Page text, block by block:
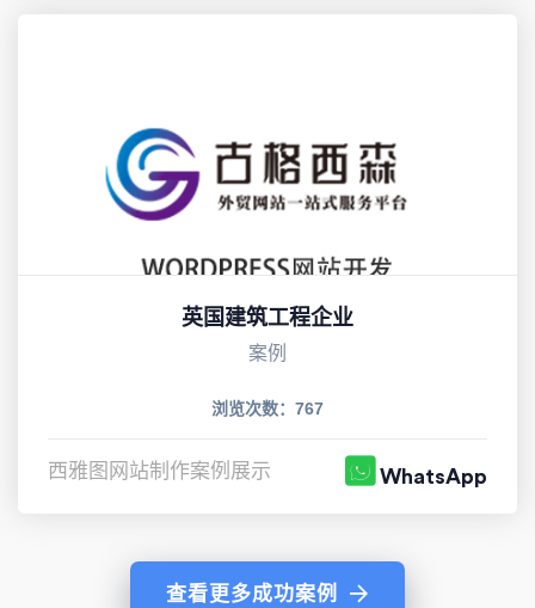
英国建筑工程企业
案例
浏览次数：767
西雅图网站制作案例展示 WhatsApp
查看更多成功案例